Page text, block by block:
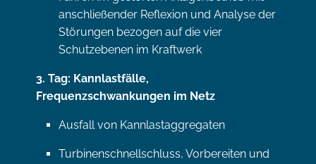
anschließender Reflexion und Analyse der
Störungen bezogen auf die vier
Schutzebenen im Kraftwerk
3. Tag: Kannlastfälle,
Frequenzschwankungen im Netz
Ausfall von Kannlastaggregaten
Turbinenschnellschluss, Vorbereiten und